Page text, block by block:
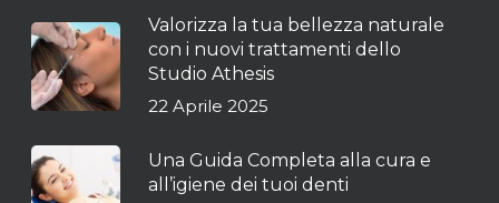
Valorizza la tua bellezza naturale
con i nuovi trattamenti dello
Studio Athesis
22 Aprile 2025
Una Guida Completa alla cura e
all’igiene dei tuoi denti